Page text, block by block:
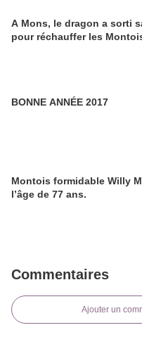
A Mons, le dragon a sorti
pour réchauffer les
BONNE ANNÉE 2017
Montois formidable Willy
l’âge de 77 ans.
Commentaires
Ajouter un